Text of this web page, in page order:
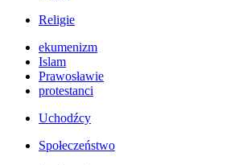
Religie
ekumenizm
Islam
Prawosławie
protestanci
Uchodźcy
Społeczeństwo